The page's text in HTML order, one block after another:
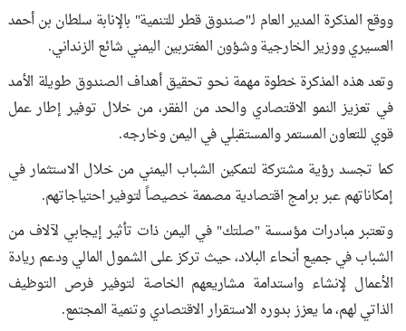
ووقع المذكرة المدير العام لـ"صندوق قطر للتنمية" بالإنابة سلطان بن أحمد
العسيري ووزير الخارجية وشؤون المغتربين اليمني شائع الزنداني.
وتعد هذه المذكرة خطوة مهمة نحو تحقيق أهداف الصندوق طويلة الأمد
في تعزيز النمو الاقتصادي والحد من الفقر، من خلال توفير إطار عمل
قوي للتعاون المستمر والمستقبلي في اليمن وخارجه.
كما تجسد رؤية مشتركة لتمكين الشباب اليمني من خلال الاستثمار في
إمكاناتهم عبر برامج اقتصادية مصممة خصيصاً لتوفير احتياجاتهم.
وتعتبر مبادرات مؤسسة "صلتك" في اليمن ذات تأثير إيجابي لآلاف من
الشباب في جميع أنحاء البلاد، حيث تركز على الشمول المالي ودعم ريادة
الأعمال لإنشاء واستدامة مشاريعهم الخاصة لتوفير فرص التوظيف
الذاتي لهم، ما يعزز بدوره الاستقرار الاقتصادي وتنمية المجتمع.